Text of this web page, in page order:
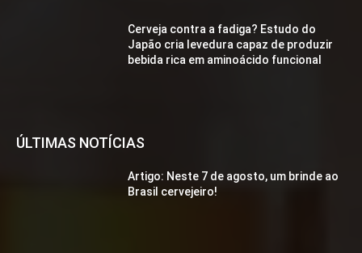
Cerveja contra a fadiga? Estudo do
Japão cria levedura capaz de produzir
bebida rica em aminoácido funcional
ÚLTIMAS NOTÍCIAS
Artigo: Neste 7 de agosto, um brinde ao
Brasil cervejeiro!